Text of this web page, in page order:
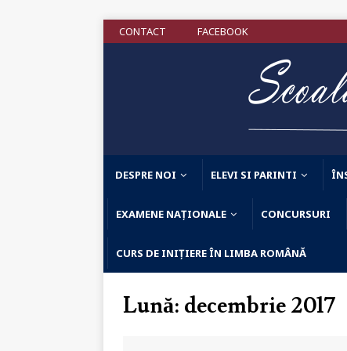
CONTACT FACEBOOK
DESPRE NOI ELEVI SI PARINTI
EXAMENE NAȚIONALE CONCURSURI
CURS DE INIȚIERE ÎN LIMBA ROMÂNĂ
Lună: decembrie 2017